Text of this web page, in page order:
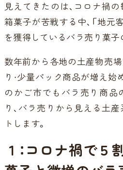
見えてきたのは、コロナ禍
箱菓子が苦戦する中、「地元
を獲得しているバラ売り菓子
数年前から各地の土産物売
り・少量パック商品が増え始
のかご市でもバラ売り商品
り、バラ売りから見える土
トします。
１：コロナ禍で５